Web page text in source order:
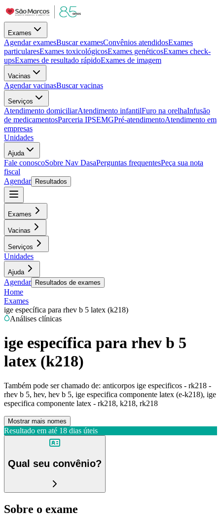
Exames
Agendar examesBuscar examesConvênios atendidosExames
particularesExames toxicológicosExames genéticosExames check-
upsExames de resultado rápidoExames de imagem
Vacinas
Agendar vacinasBuscar vacinas
Serviços
Atendimento domiciliarAtendimento infantilFuro na orelhaInfusão
de medicamentosParceria IPSEMGPré-atendimentoAtendimento em
empresas
Unidades
Ajuda
Fale conoscoSobre Nav DasaPerguntas frequentesPeça sua nota
fiscal
Agendar
Resultados
Exames
Vacinas
Serviços
Unidades
Ajuda
Agendar Resultados de exames
Home
Exames
ige específica para rhev b 5 latex (k218)
Análises clínicas
ige específica para rhev b 5
latex (k218)
Também pode ser chamado de: anticorpos ige especificos - rk218 -
rhev b 5, hev, hev b 5, ige especifica componente latex (e-k218), ige
especifica componente latex - rk218, k218, rk218
Mostrar mais nomes
Resultado em até 18 dias úteis
Qual seu convênio?
Sobre o exame